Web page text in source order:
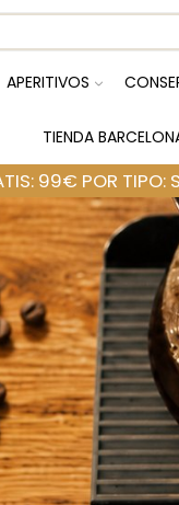
APERITIVOS
TIENDA
99€ POR TIPO: